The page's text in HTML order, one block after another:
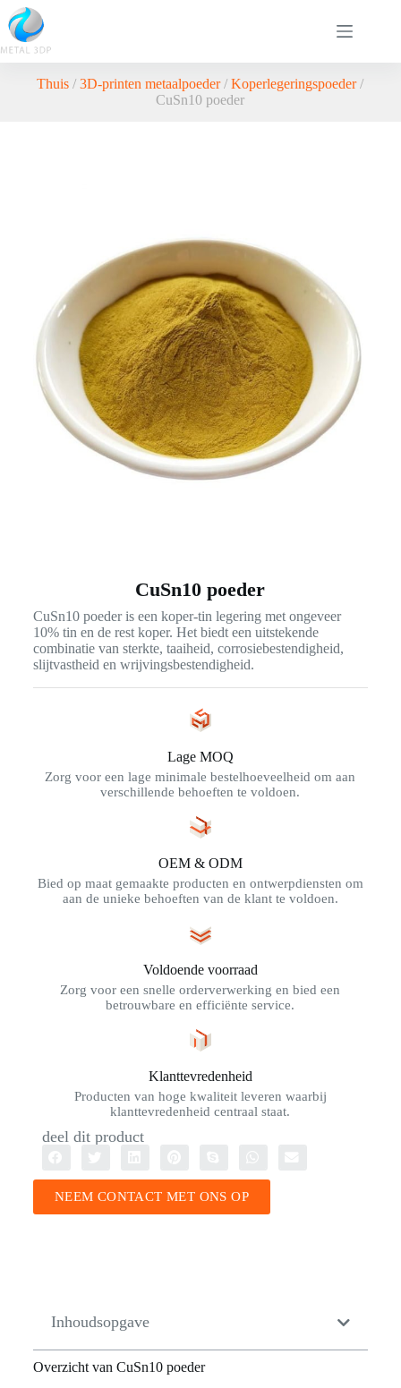
Thuis /3D-printen metaalpoeder/Koperlegeringspoeder/
CuSn10 poeder
CuSn10 poeder
CuSn10 poeder is een koper-tin legering met ongeveer
10% tin en de rest koper. Het biedt een uitstekende
combinatie van sterkte, taaiheid, corrosiebestendigheid,
slijtvastheid en wrijvingsbestendigheid.
Lage MOQ
Zorg voor een lage minimale bestelhoeveelheid om aan
verschillende behoeften te voldoen.
OEM & ODM
Bied op maat gemaakte producten en ontwerpdiensten om
aan de unieke behoeften van de klant te voldoen.
Voldoende voorraad
Zorg voor een snelle orderverwerking en bied een
betrouwbare en efficiënte service.
Klanttevredenheid
Producten van hoge kwaliteit leveren waarbij
klanttevredenheid centraal staat.
deel dit product
NEEM CONTACT MET ONS OP
Inhoudsopgave
Overzicht van CuSn10 poeder